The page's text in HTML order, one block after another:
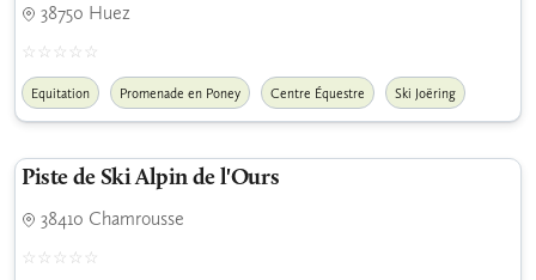
38750 Huez
Equitation Promenade en Poney Centre Équestre Ski Joëring
Piste de Ski Alpin de l'Ours
38410 Chamrousse